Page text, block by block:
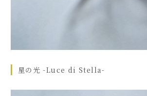
星の光 -Luce di Stella-